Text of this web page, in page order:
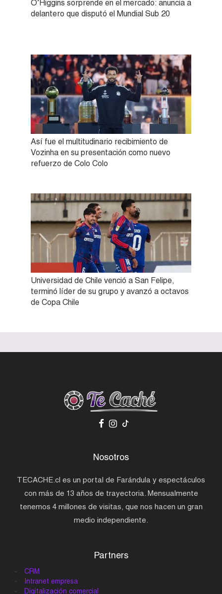
O’Higgins sorprende en el mercado: anuncia a
delantero que disputó el Mundial Sub 20
Así fue el multitudinario recibimiento de
Vozinha en su presentación como nuevo
refuerzo de Colo Colo
Universidad de Chile venció a San Felipe,
terminó líder de su grupo y avanzó a octavos
de Copa Chile
Nosotros
TECACHE.cl es un portal de Farándula y espectáculos
con más de 13 años de trayectoria. Mensualmente
tenemos 4 millones de visitas, que nos hacen un gran
medio independiente.
Partners
CRM
Intranet empresa
Digitalización comercial